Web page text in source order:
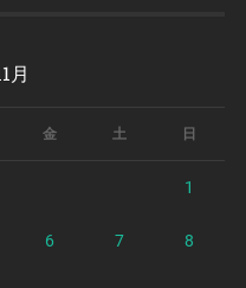
月
金 土 日
1
6 7 8